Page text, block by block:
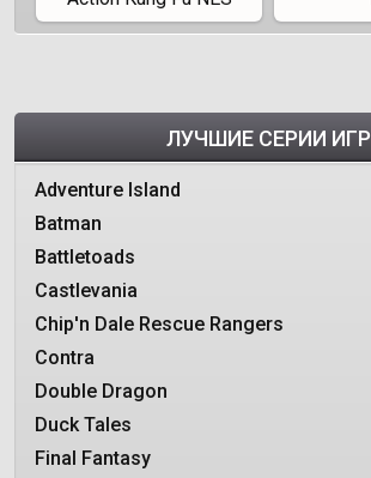
ЛУЧШИЕ СЕРИИ ИГР
Adventure Island
Batman
Battletoads
Castlevania
Chip'n Dale Rescue Rangers
Contra
Double Dragon
Duck Tales
Final Fantasy